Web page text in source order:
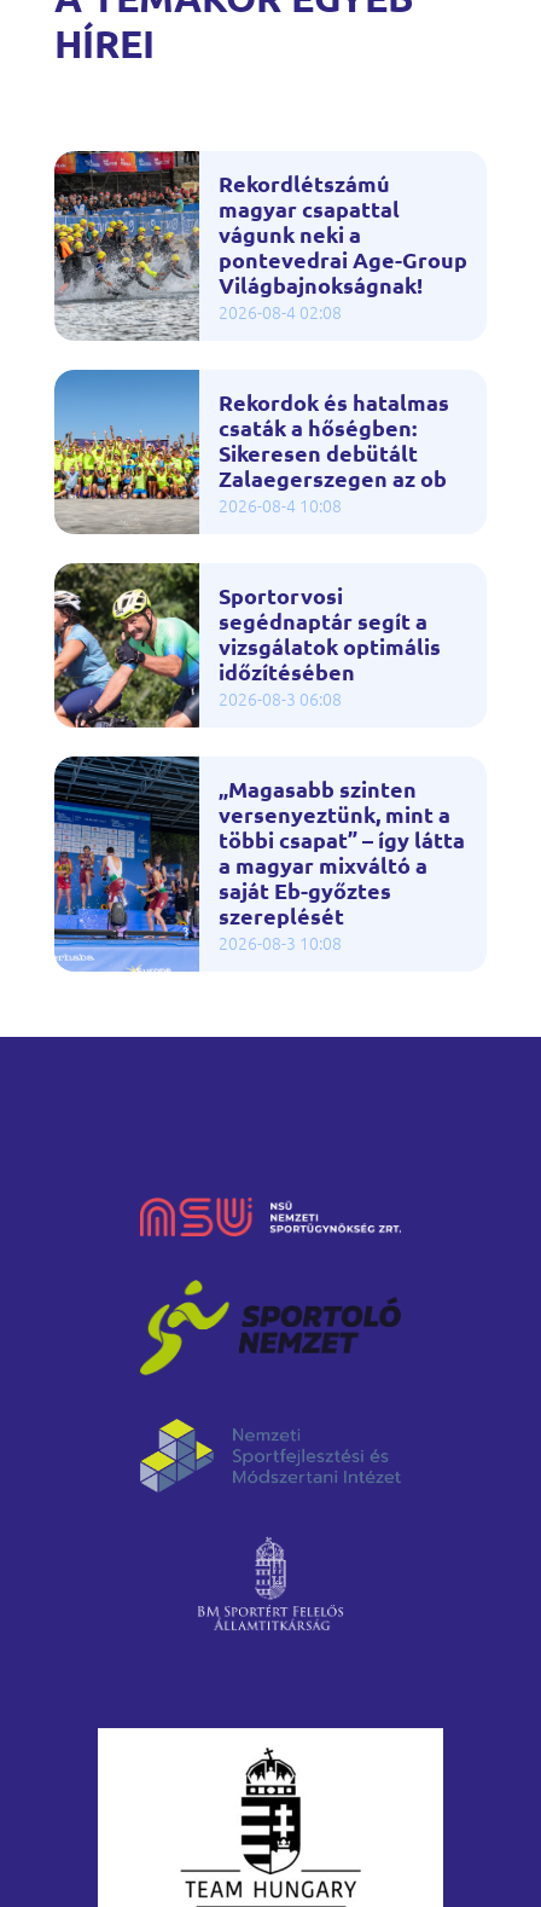
HÍREI
Rekordlétszámú
magyar csapattal
vágunk neki a
pontevedrai Age-Group
Világbajnokságnak!
2026-08-4 02:08
Rekordok és hatalmas
csaták a hőségben:
Sikeresen debütált
Zalaegerszegen az ob
2026-08-4 10:08
Sportorvosi
segédnaptár segít a
vizsgálatok optimális
időzítésében
2026-08-3 06:08
„Magasabb szinten
versenyeztünk, mint a
többi csapat” – így látta
a magyar mixváltó a
saját Eb-győztes
szereplését
2026-08-3 10:08